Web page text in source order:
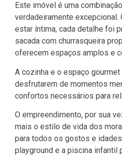
Este imóvel é uma
verdadeiramente
estar íntima, cada detalhe foi
sacada com churrasqueira
oferecem espaços amplos e
A cozinha e o espaço
desfrutarem de momentos
confortos necessários para
O empreendimento, por sua
mais o estilo de vida dos
para todos os gostos e
playground e a piscina infantil